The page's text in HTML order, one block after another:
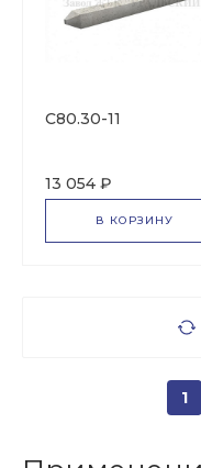
C80.30-11
13 054 ₽
В КОРЗИНУ
1